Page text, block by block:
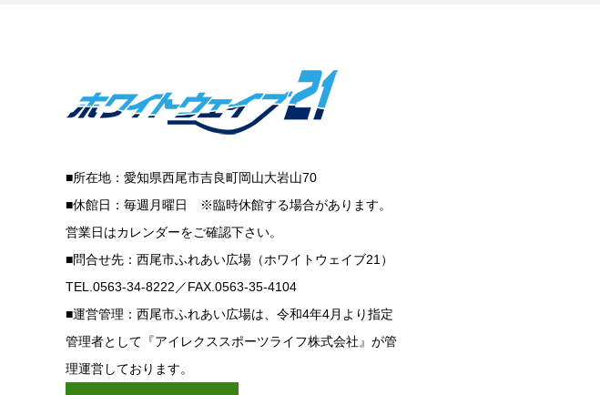
■所在地：愛知県西尾市吉良町岡山大岩山70
■休館日：毎週月曜日 ※臨時休館する場合があります。
営業日はカレンダーをご確認下さい。
■問合せ先：西尾市ふれあい広場（ホワイトウェイブ21）
TEL.0563-34-8222／FAX.0563-35-4104
■運営管理：西尾市ふれあい広場は、令和4年4月より指定
管理者として『アイレクススポーツライフ株式会社』が管
理運営しております。